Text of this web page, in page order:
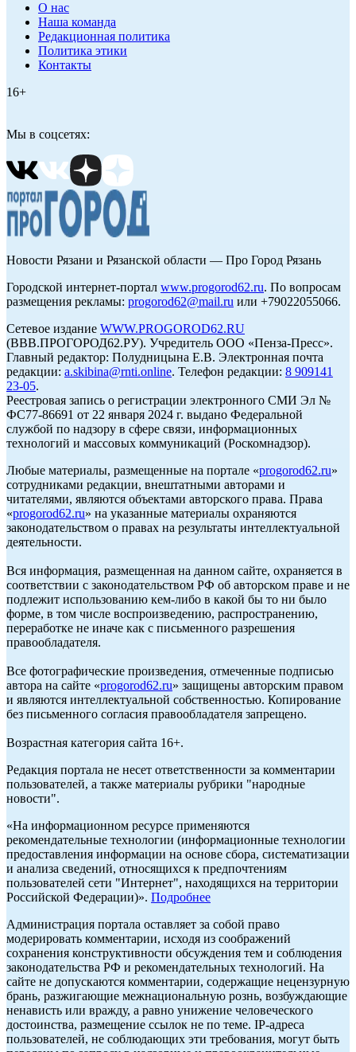
О нас
Наша команда
Редакционная политика
Политика этики
Контакты
16+
Мы в соцсетях:
Новости Рязани и Рязанской области — Про Город Рязань
Городской интернет-портал www.progorod62.ru. По вопросам
размещения рекламы: progorod62@mail.ru или +79022055066.
Сетевое издание WWW.PROGOROD62.RU
(ВВВ.ПРОГОРОД62.РУ). Учредитель ООО «Пенза-Пресс».
Главный редактор: Полудницына Е.В. Электронная почта
редакции: a.skibina@rnti.online. Телефон редакции: 8 909141
23-05.
Реестровая запись о регистрации электронного СМИ Эл №
ФС77-86691 от 22 января 2024 г. выдано Федеральной
службой по надзору в сфере связи, информационных
технологий и массовых коммуникаций (Роскомнадзор).
Любые материалы, размещенные на портале «progorod62.ru»
сотрудниками редакции, внештатными авторами и
читателями, являются объектами авторского права. Права
«progorod62.ru» на указанные материалы охраняются
законодательством о правах на результаты интеллектуальной
деятельности.
Вся информация, размещенная на данном сайте, охраняется в
соответствии с законодательством РФ об авторском праве и не
подлежит использованию кем-либо в какой бы то ни было
форме, в том числе воспроизведению, распространению,
переработке не иначе как с письменного разрешения
правообладателя.
Все фотографические произведения, отмеченные подписью
автора на сайте «progorod62.ru» защищены авторским правом
и являются интеллектуальной собственностью. Копирование
без письменного согласия правообладателя запрещено.
Возрастная категория сайта 16+.
Редакция портала не несет ответственности за комментарии
пользователей, а также материалы рубрики "народные
новости".
«На информационном ресурсе применяются
рекомендательные технологии (информационные технологии
предоставления информации на основе сбора, систематизации
и анализа сведений, относящихся к предпочтениям
пользователей сети "Интернет", находящихся на территории
Российской Федерации)». Подробнее
Администрация портала оставляет за собой право
модерировать комментарии, исходя из соображений
сохранения конструктивности обсуждения тем и соблюдения
законодательства РФ и рекомендательных технологий. На
сайте не допускаются комментарии, содержащие нецензурную
брань, разжигающие межнациональную рознь, возбуждающие
ненависть или вражду, а равно унижение человеческого
достоинства, размещение ссылок не по теме. IP-адреса
пользователей, не соблюдающих эти требования, могут быть